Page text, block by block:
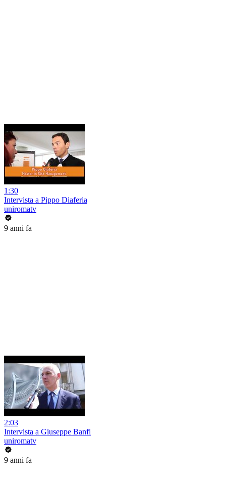
1:30
Intervista a Pippo Diaferia
uniromatv
9 anni fa
2:03
Intervista a Giuseppe Banfi
uniromatv
9 anni fa